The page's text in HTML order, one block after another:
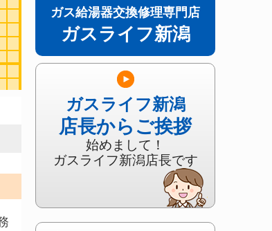
ガス給湯器交換修理専門店
ガスライフ新潟
ガスライフ新潟
店長からご挨拶
始めまして！
ガスライフ新潟店長です